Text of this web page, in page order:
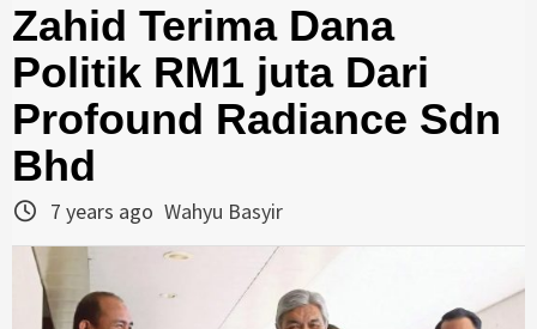
Zahid Terima Dana
Politik RM1 juta Dari
Profound Radiance Sdn
Bhd
7 years ago Wahyu Basyir